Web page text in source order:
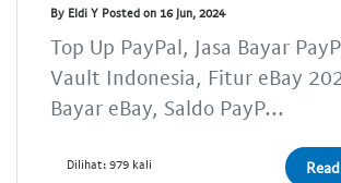
By Eldi Y Posted on 16 Jun, 2024
Top Up PayPal, Jasa Bayar
Vault Indonesia, Fitur eBay
Bayar eBay, Saldo PayP...
Dilihat: 979 kali